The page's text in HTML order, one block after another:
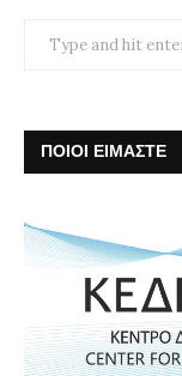
ΠΟΙΟΙ ΕΙΜΑΣΤΕ